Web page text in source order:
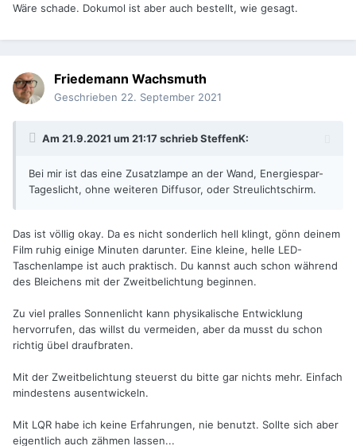
Wäre schade. Dokumol ist aber auch bestellt, wie gesagt.
Friedemann Wachsmuth
Geschrieben 22. September 2021
Am 21.9.2021 um 21:17 schriebSteffenK:
Bei mir ist das eine Zusatzlampe an der Wand, Energiespar-
Tageslicht, ohne weiteren Diffusor, oder Streulichtschirm.
Das ist völlig okay. Da es nicht sonderlich hell klingt, gönn deinem
Film ruhig einige Minuten darunter. Eine kleine, helle LED-
Taschenlampe ist auch praktisch. Du kannst auch schon während
des Bleichens mit der Zweitbelichtung beginnen.
Zu viel pralles Sonnenlicht kann physikalische Entwicklung
hervorrufen, das willst du vermeiden, aber da musst du schon
richtig übel draufbraten.
Mit der Zweitbelichtung steuerst du bitte gar nichts mehr. Einfach
mindestens ausentwickeln.
Mit LQR habe ich keine Erfahrungen, nie benutzt. Sollte sich aber
eigentlich auch zähmen lassen...